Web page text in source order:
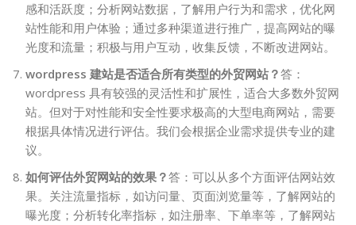
感和活跃度；分析网站数据，了解用户行为和需求，优化网
站性能和用户体验；通过多种渠道进行推广，提高网站的曝
光度和流量；积极与用户互动，收集反馈，不断改进网站。
wordpress 建站是否适合所有类型的外贸网站？答：
wordpress 具有较强的灵活性和扩展性，适合大多数外贸网
站。但对于对性能和安全性要求极高的大型电商网站，需要
根据具体情况进行评估。我们会根据企业需求提供专业的建
议。
如何评估外贸网站的效果？答：可以从多个方面评估网站效
果。关注流量指标，如访问量、页面浏览量等，了解网站的
曝光度；分析转化率指标，如注册率、下单率等，了解网站